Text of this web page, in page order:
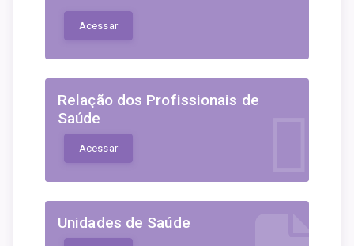
Acessar
Relação dos Profissionais de
Saúde
Acessar
Unidades de Saúde